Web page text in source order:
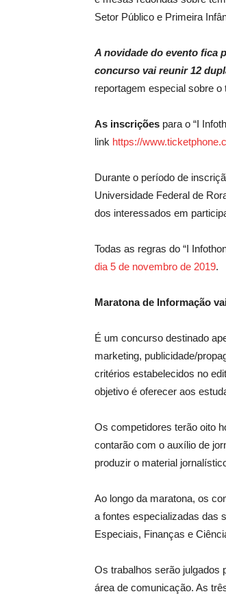
Setor Público e Primeira
A novidade do evento fica
concurso vai reunir 12
reportagem especial sobre
As inscrições para o “I
link https://
Durante o período de
Universidade Federal de
dos interessados em
Todas as regras do “I
dia 5 de novembro de 2019.
Maratona de Informação
É um concurso destinado
marketing, publicidade/
critérios estabelecidos no
objetivo é oferecer aos
Os competidores terão oito
contarão com o auxílio de
produzir o material
Ao longo da maratona, os
a fontes especializadas das
Especiais, Finanças e
Os trabalhos serão julgados
área de comunicação. As